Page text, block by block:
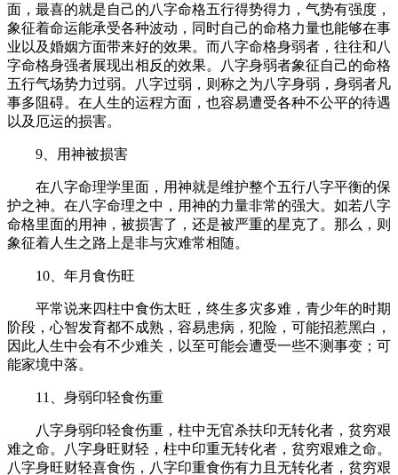
面，最喜的就是自己的八字命格五行得势得力，气势有强度，
象征着命运能承受各种波动，同时自己的命格力量也能够在事
业以及婚姻方面带来好的效果。而八字命格身弱者，往往和八
字命格身强者展现出相反的效果。八字身弱者象征自己的命格
五行气场势力过弱。八字过弱，则称之为八字身弱，身弱者凡
事多阻碍。在人生的运程方面，也容易遭受各种不公平的待遇
以及厄运的损害。
9、用神被损害
在八字命理学里面，用神就是维护整个五行八字平衡的保
护之神。在八字命理之中，用神的力量非常的强大。如若八字
命格里面的用神，被损害了，还是被严重的星克了。那么，则
象征着人生之路上是非与灾难常相随。
10、年月食伤旺
平常说来四柱中食伤太旺，终生多灾多难，青少年的时期
阶段，心智发育都不成熟，容易患病，犯险，可能招惹黑白，
因此人生中会有不少难关，以至可能会遭受一些不测事变；可
能家境中落。
11、身弱印轻食伤重
八字身弱印轻食伤重，柱中无官杀扶印无转化者，贫穷艰
难之命。八字身旺财轻，柱中印重无转化者，贫穷艰难之命。
八字身旺财轻喜食伤，八字印重食伤有力且无转化者，贫穷艰